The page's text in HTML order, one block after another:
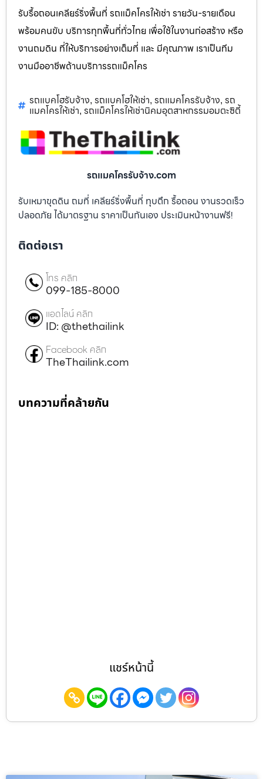
รับรื้อถอนเคลียร์ริ่งพื้นที่ รถแม็คโครให้เช่า รายวัน-รายเดือน
พร้อมคนขับ บริการทุกพื้นที่ทั่วไทย เพื่อใช้ในงานก่อสร้าง หรือ
งานถมดิน ที่ให้บริการอย่างเต็มที่ และ มีคุณภาพ เราเป็นทีม
งานมืออาชีพด้านบริการรถแม็คโคร
รถแบคโฮรับจ้าง, รถแบคโฮให้เช่า, รถแมคโครรับจ้าง, รถ
แมคโครให้เช่า, รถแม็คโครให้เช่านิคมอุตสาหกรรมอมตะซิตี้
รถแมคโครรับจ้าง.com
รับเหมาขุดดิน ถมที่ เคลียร์ริ่งพื้นที่ ทุบตึก รื้อถอน งานรวดเร็ว
ปลอดภัย ได้มาตรฐาน ราคาเป็นกันเอง ประเมินหน้างานฟรี!
ติดต่อเรา
โทร คลิก
099-185-8000
แอดไลน์ คลิก
ID: @thethailink
Facebook คลิก
TheThailink.com
บทความที่คล้ายกัน
แชร์หน้านี้